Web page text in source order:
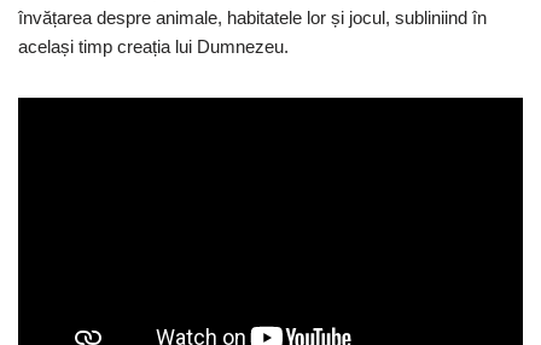
învățarea despre animale, habitatele lor și jocul, subliniind în
același timp creația lui Dumnezeu.